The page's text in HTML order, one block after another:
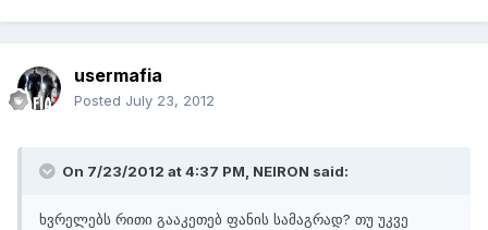
usermafia
Posted July 23, 2012
On 7/23/2012 at 4:37 PM, NEIRON said:
ხვრელებს რითი გააკეთებ ფანის სამაგრად? თუ უკვე